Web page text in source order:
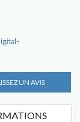
UN AVIS